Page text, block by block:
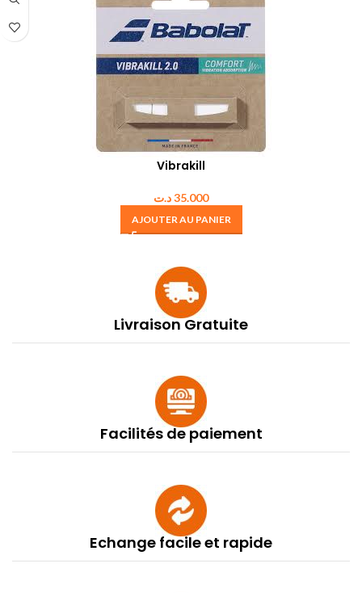
Vibrakill
35.000د.ت
AJOUTER AU PANIER
Livraison Gratuite
Facilités de paiement
Echange facile et rapide